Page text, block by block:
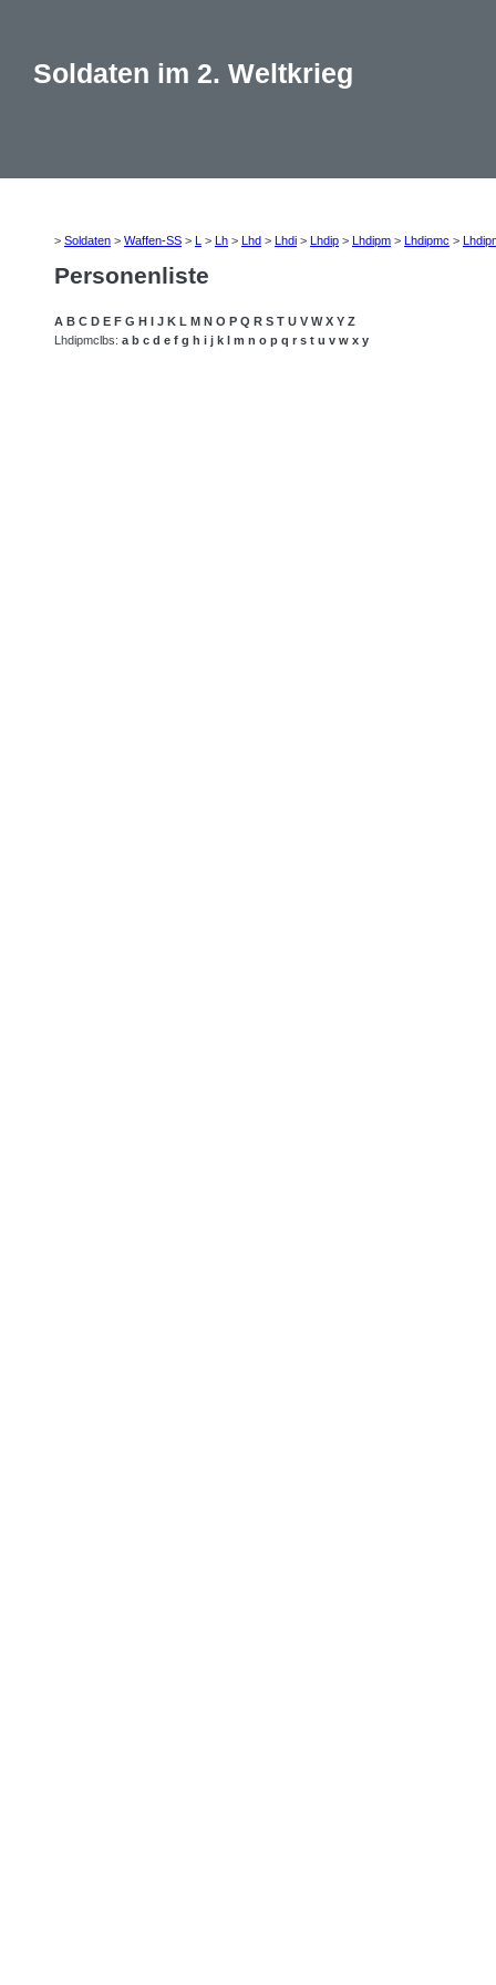
Soldaten im 2. Weltkrieg
> Soldaten > Waffen-SS > L > Lh > Lhd > Lhdi > Lhdip > Lhdipm > Lhdipmc >
Personenliste
A B C D E F G H I J K L M N O P Q R S T U V W X Y Z
Lhdipmclbs: a b c d e f g h i j k l m n o p q r s t u v w x y